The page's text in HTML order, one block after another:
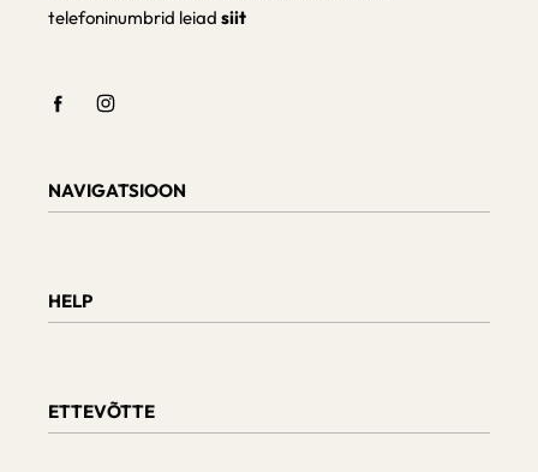
telefoninumbrid leiad siit
NAVIGATSIOON
Cart
HELP
Tellimuse staatus
ETTEVÕTTE